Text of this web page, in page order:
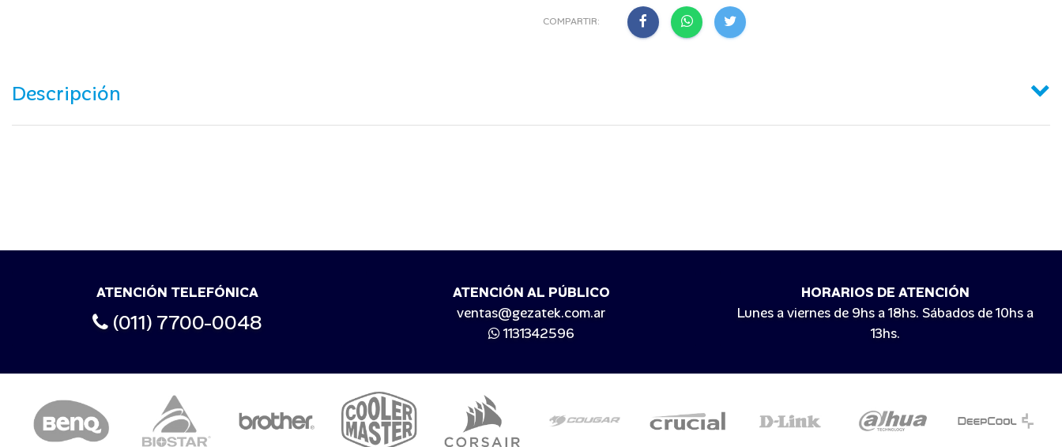
COMPARTIR:
Descripción
ATENCIÓN TELEFÓNICA
(011) 7700-0048
ATENCIÓN AL PÚBLICO
ventas@gezatek.com.ar
1131342596
HORARIOS DE ATENCIÓN
Lunes a viernes de 9hs a 18hs. Sábados de 10hs a
13hs.